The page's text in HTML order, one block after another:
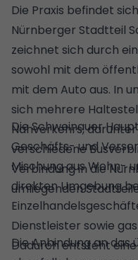
Die Praxis befindet
Nürnberger Stadtteil
zeichnet sich durch
sowohl mit dem
mit dem Auto aus. In
sich mehrere
Nahverkehrs,
verschiedene
Verbindung in die
umliegenden
Die Schweinauer
Geschäfts- und
Mischung aus Wohn-
direkten Umgebung
Dienstleister sowie
Dadurch entsteht
Die Anbindung an